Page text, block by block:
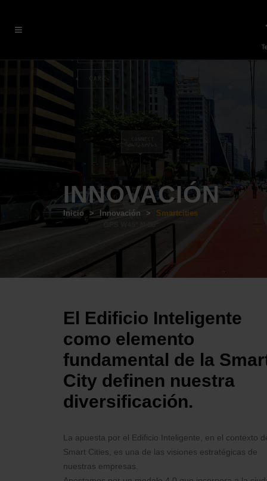
INNOVACIÓN
Inicio > Innovación > Smartcities
El Edificio Inteligente
como elemento
fundamental de la
City definen nuestra
diversificación.
La apuesta por el Edificio Inteligente, en el contexto
Smart Cities, es una de las visiones estratégicas de
nuestras empresas.